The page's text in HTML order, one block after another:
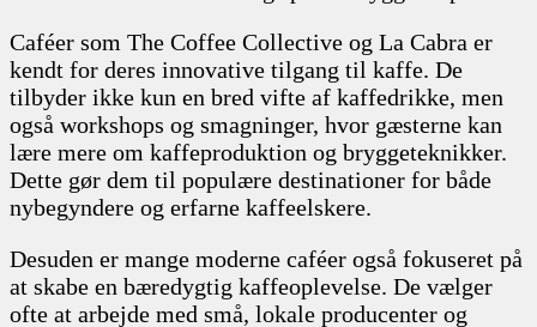
Caféer som The Coffee Collective og La Cabra er
kendt for deres innovative tilgang til kaffe. De
tilbyder ikke kun en bred vifte af kaffedrikke, men
også workshops og smagninger, hvor gæsterne kan
lære mere om kaffeproduktion og bryggeteknikker.
Dette gør dem til populære destinationer for både
nybegyndere og erfarne kaffeelskere.
Desuden er mange moderne caféer også fokuseret på
at skabe en bæredygtig kaffeoplevelse. De vælger
ofte at arbejde med små, lokale producenter og